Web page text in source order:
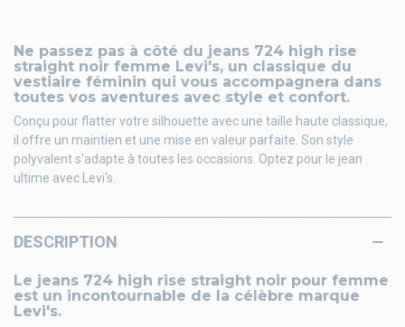
Ne passez pas à côté du jeans 724 high rise
straight noir femme Levi's, un classique du
vestiaire féminin qui vous accompagnera dans
toutes vos aventures avec style et confort.
Conçu pour flatter votre silhouette avec une taille haute classique,
il offre un maintien et une mise en valeur parfaite. Son style
polyvalent s'adapte à toutes les occasions. Optez pour le jean
ultime avec Levi's.
DESCRIPTION
Le jeans 724 high rise straight noir pour femme
est un incontournable de la célèbre marque
Levi's.